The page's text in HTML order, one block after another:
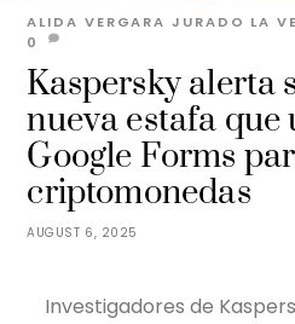
AUGUST 6, 2025
Kaspersky alerta
nueva estafa que
Google Forms
criptomonedas
ALIDA VERGARA JURADO LA
0
Investigadores de